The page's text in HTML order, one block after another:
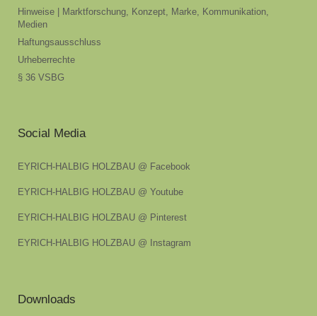
Hinweise | Marktforschung, Konzept, Marke, Kommunikation,
Medien
Haftungsausschluss
Urheberrechte
§ 36 VSBG
Social Media
EYRICH-HALBIG HOLZBAU @ Facebook
EYRICH-HALBIG HOLZBAU @ Youtube
EYRICH-HALBIG HOLZBAU @ Pinterest
EYRICH-HALBIG HOLZBAU @ Instagram
Downloads